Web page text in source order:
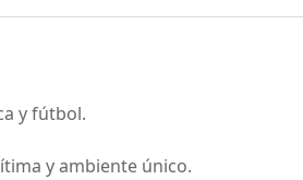
y fútbol.
y ambiente único.